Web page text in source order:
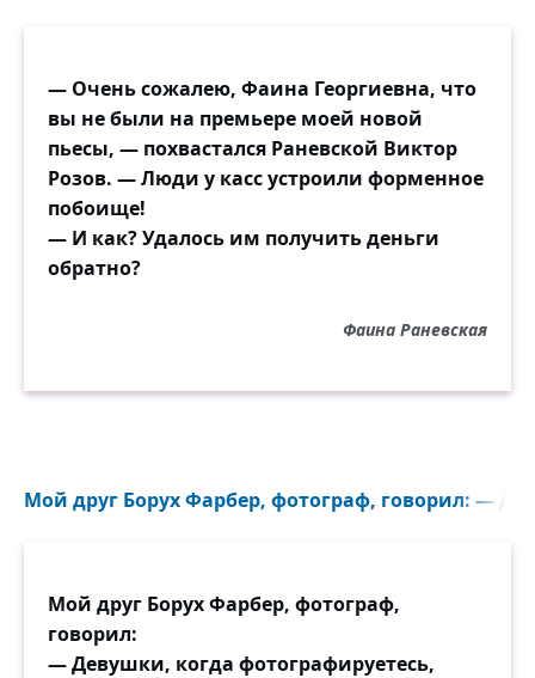
— Очень сожалею, Фаина Георгиевна, что
вы не были на премьере моей новой
пьесы, — похвастался Раневской Виктор
Розов. — Люди у касс устроили форменное
побоище!
— И как? Удалось им получить деньги
обратно?
Фаина Раневская
Мой друг Борух Фарбер, фотограф, говорил: —
Мой друг Борух Фарбер, фотограф,
говорил:
— Девушки, когда фотографируетесь,